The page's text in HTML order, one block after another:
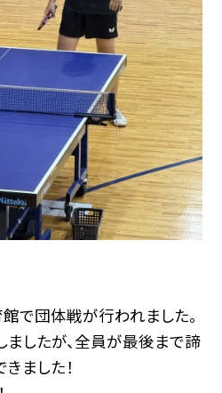
で団体戦が行われました。
したが、全員が最後まで諦
ました！